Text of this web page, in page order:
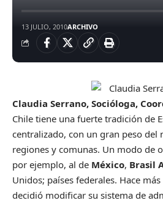
13 JULIO, 2010ARCHIVO
Claudia Serrano, Socióloga,
Chile tiene una fuerte tradición de
centralizado, con un gran peso del
regiones y comunas. Un modo de
por ejemplo, al de México, Brasil
Unidos; países federales. Hace
decidió modificar su sistema de